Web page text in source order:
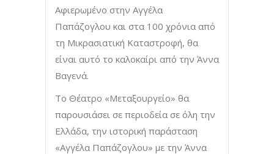
Αφιερωμένο στην Αγγέλα
Παπάζογλου και στα 100 χρόνια από
τη Μικρασιατική Καταστροφή, θα
είναι αυτό το καλοκαίρι από την Άννα
Βαγενά.
Το Θέατρο «Μεταξουργείο» θα
παρουσιάσει σε περιοδεία σε όλη την
Ελλάδα, την ιστορική παράσταση
«Αγγέλα Παπάζογλου» με την Άννα